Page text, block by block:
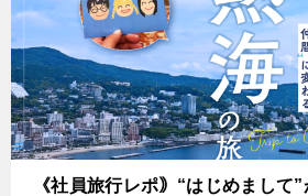
《社員旅行レポ｠“はじめまして